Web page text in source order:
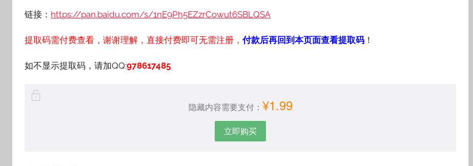
链接： https://pan.baidu.com/s/1nE9Ph5EZzrCowut6SBLQSA
提取码需付费查看，谢谢理解，直接付费即可无需注册，付款后再回到本页面查看提取码 ！
如不显示提取码，请加QQ:978617485
隐藏内容需要支付： ¥1.99
立即购买